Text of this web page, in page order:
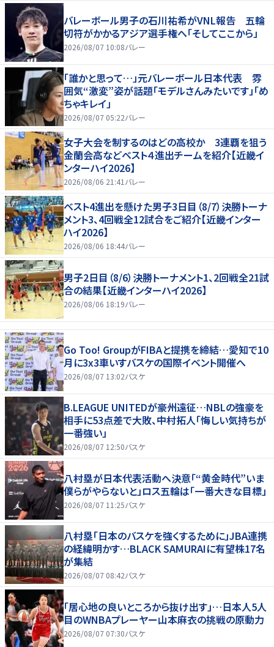
バレーボール男子の石川祐希がVNL報告 五輪
切符がかかるアジア選手権へ「そしてここから」
2026/08/07 10:08バレー
「誰かと思って…」元バレーボール日本代表 雰
囲気“激変”姿が話題「モデルさんみたいです」「め
ちゃキレイ」
2026/08/07 05:22バレー
女子大会を制するのはどの高校か 3連覇を狙う
金蘭会高などベスト４進出チームを紹介【近畿イ
ンターハイ2026】
2026/08/06 21:41 バレー
ベスト4進出を懸けた男子3日目（8/7）決勝トーナ
メント3、4回戦全12試合をご紹介【近畿インター
ハイ2026】
2026/08/06 18:44バレー
男子2日目（8/6）決勝トーナメント1、2回戦全21試
合の結果【近畿インターハイ2026】
2026/08/06 18:19バレー
Go Too! GroupがFIBAと提携を締結…愛知で10
月に3x3車いすバスケの国際イベント開催へ
2026/08/07 13:02バスケ
B.LEAGUE UNITEDが豪州遠征…NBLの強豪を
相手に53点差で大敗、中村拓人「悔しい気持ちが
一番強い」
2026/08/07 12:50バスケ
八村塁が日本代表活動へ決意「“黄金時代”いま
僕らがやらないと」ロス五輪は「一番大きな目標」
2026/08/07 11:25バスケ
八村塁「日本のバスケを強くするために」JBA連携
の経緯明かす…BLACK SAMURAIに有望株17名
が集結
2026/08/07 08:42バスケ
「居心地の良いところから抜け出す」…日本人5人
目のWNBAプレーヤー山本麻衣の挑戦の原動力
2026/08/07 07:30バスケ